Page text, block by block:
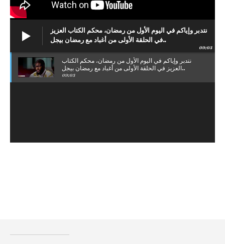
نتدبر وإياكم في اليوم الأول من رمضان، محكم الكتاب العزيز
في الحلقة الأولى من أغباد مع رمضان بيجل..
09:03
نتدبر وإياكم في اليوم الأول من رمضان، محكم الكتاب
العزيز في الحلقة الأولى من أغباد مع رمضان بيجل..
09:03